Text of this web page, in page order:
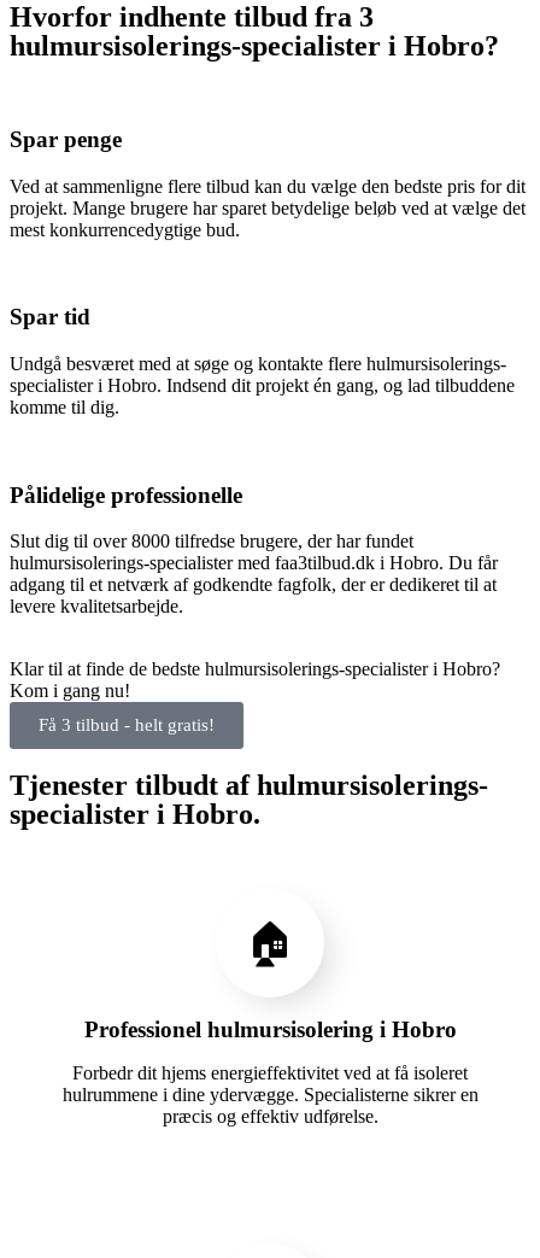
Hvorfor indhente tilbud fra 3
hulmursisolerings-specialister i Hobro?
Spar penge
Ved at sammenligne flere tilbud kan du vælge den bedste pris for dit
projekt. Mange brugere har sparet betydelige beløb ved at vælge det
mest konkurrencedygtige bud.
Spar tid
Undgå besværet med at søge og kontakte flere hulmursisolerings-
specialister i Hobro. Indsend dit projekt én gang, og lad tilbuddene
komme til dig.
Pålidelige professionelle
Slut dig til over 8000 tilfredse brugere, der har fundet
hulmursisolerings-specialister med faa3tilbud.dk i Hobro. Du får
adgang til et netværk af godkendte fagfolk, der er dedikeret til at
levere kvalitetsarbejde.
Klar til at finde de bedste hulmursisolerings-specialister i Hobro?
Kom i gang nu!
Få 3 tilbud - helt gratis!
Tjenester tilbudt af hulmursisolerings-
specialister i Hobro.
🏠
Professionel hulmursisolering i Hobro
Forbedr dit hjems energieffektivitet ved at få isoleret
hulrummene i dine ydervægge. Specialisterne sikrer en
præcis og effektiv udførelse.